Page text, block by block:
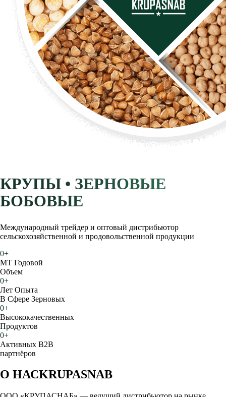
КРУПЫ • ЗЕРНОВЫЕ
БОБОВЫЕ
Международный трейдер и оптовый дистрибьютор
сельскохозяйственной и продовольственной продукции
0+
МТ Годовой
Объем
0+
Лет Опыта
В Сфере Зерновых
0+
Высококачественных
Продуктов
0+
Активных B2B
партнёров
О НАСKRUPASNAB